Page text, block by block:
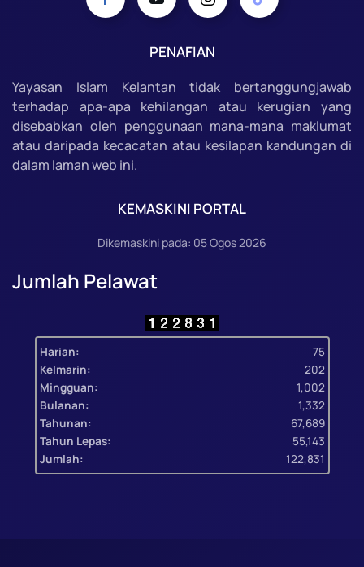
PENAFIAN
Yayasan Islam Kelantan tidak bertanggungjawab
terhadap apa-apa kehilangan atau kerugian yang
disebabkan oleh penggunaan mana-mana maklumat
atau daripada kecacatan atau kesilapan kandungan di
dalam laman web ini.
KEMASKINI PORTAL
Dikemaskini pada: 05 Ogos 2026
Jumlah Pelawat
Harian:
75
Kelmarin:
202
Mingguan:
1,002
Bulanan:
1,332
Tahunan:
67,689
Tahun Lepas:
55,143
Jumlah:
122,831